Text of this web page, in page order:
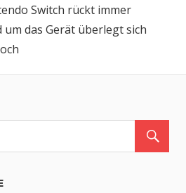
Switch rückt immer
das Gerät überlegt sich